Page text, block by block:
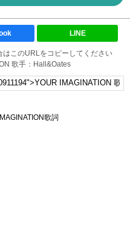
LINE
このURLをコピーしてください
歌手：Hall&Oates
歌詞